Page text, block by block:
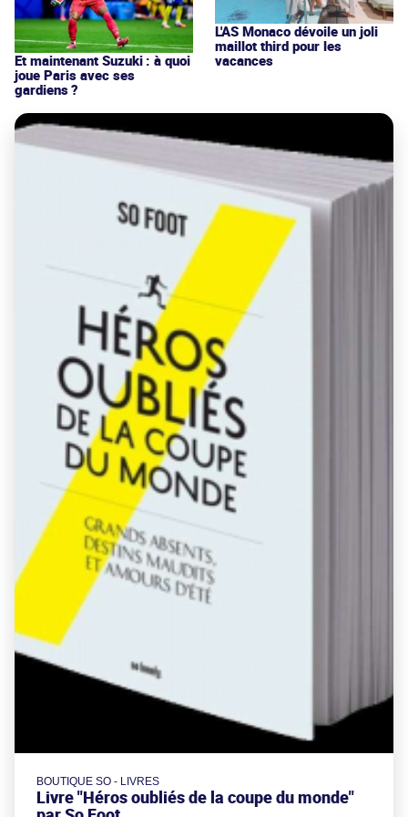
Et maintenant Suzuki : à quoi
joue Paris avec ses
gardiens ?
L'AS Monaco dévoile un joli
maillot third pour les
vacances
BOUTIQUE SO - LIVRES
Livre "Héros oubliés de la coupe du monde"